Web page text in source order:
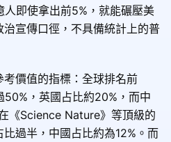
人即使拿出前5%，就能碾壓美
宣傳口徑，不具備統計上的普
價值的指標：全球排名前
，英國占比約20%，而中
《Science Nature》等頂級的
過半，中國占比約為12%。而